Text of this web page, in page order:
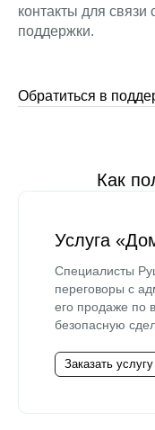
контакты для
поддержки.
Обратиться в
Как
Услуга
Специалисты
переговоры с
его продаже по
безопасную
Заказать услугу